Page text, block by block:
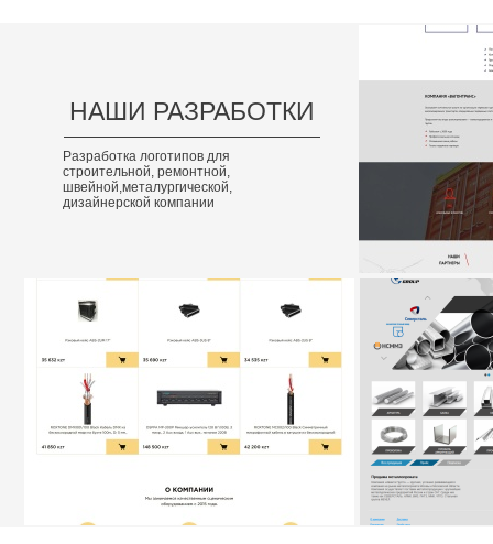
НАШИ РАЗРАБОТКИ
Разработка логотипов для
строительной, ремонтной,
швейной,металургической,
дизайнерской компании
КОМПАНИЯ